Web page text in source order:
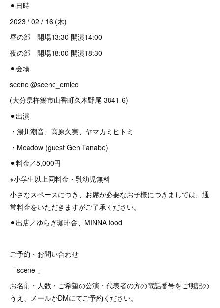
⚫︎日時
2023 / 02 / 16 (木)
昼の部 開場13:30 開演14:00
夜の部 開場18:00 開演18:30
⚫︎会場
scene @scene_emico
(大分県杵築市山香町久木野尾 3841-6)
⚫︎出演
・湯川潮音、高原久実、ヤマカミヒトミ
・Meadow (guest Gen Tanabe)
⚫︎料金／5,000円
※小学生以上同料金・乳幼児無料
小さなスペースにつき、お席が必要なお子様につきましては、通
常料金をいただきますがご了承ください。
⚫︎出店／ゆらぎ珈琲舎、MINNA food
ご予約・お問い合わせ
「scene 」
お名前・人数・ご希望の公演・代表者の方の電話番号をご明記の
うえ、メールかDMにてご予約ください。